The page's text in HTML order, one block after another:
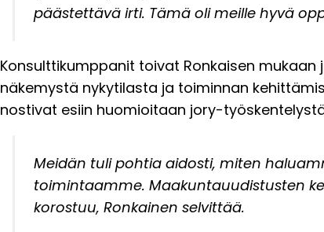
päästettävä irti. Tämä oli meille hyvä
Konsulttikumppanit toivat Ronkaisen
näkemystä nykytilasta ja toiminnan
nostivat esiin huomioitaan jory-
Meidän tuli pohtia aidosti, miten
toimintaamme. Maakuntauudistusten
korostuu, Ronkainen selvittää.